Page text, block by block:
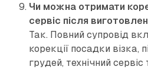
Чи можна отримати
сервіс після
Так. Повний супровід
корекції посадки візка,
грудей, технічний